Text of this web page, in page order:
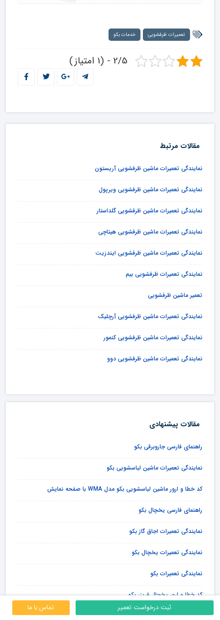
ثبت درخواست تعمیر تماس با ما
تعمیرات ظرفشویی خدمات بکو
2/5 - (1 امتیاز)
مقالات مرتبط
نمایندگی تعمیرات ماشین ظرفشویی آریستون
نمایندگی تعمیرات ماشین ظرفشویی ویرپول
نمایندگی تعمیرات ماشین ظرفشویی گلداستار
نمایندگی تعمیرات ماشین ظرفشویی هیتاچی
نمایندگی تعمیرات ماشین ظرفشویی ایندزیت
نمایندگی تعمیرات ظرفشویی بیم
تعمیر ماشین ظرفشویی
نمایندگی تعمیرات ماشین ظرفشویی آرچلیک
نمایندگی تعمیرات ماشین ظرفشویی کنمور
نمایندگی تعمیرات ماشین ظرفشویی دوو
مقالات پیشنهادی
راهنمای فارسی جاروبرقی بکو
نمایندگی تعمیرات ماشین لباسشویی بکو
کد خطا و ارور ماشین لباسشویی بکو مدل WMA با صفحه نمایش
راهنمای فارسی یخچال بکو
نمایندگی تعمیرات اجاق گاز بکو
نمایندگی تعمیرات یخچال بکو
نمایندگی تعمیرات بکو
کد خطا و ارور یخچال فریزر بکو